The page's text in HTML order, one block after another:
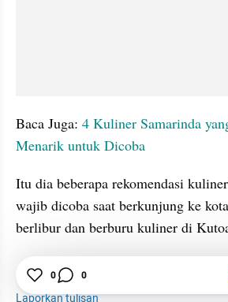
Baca Juga: 4 Kuliner Samarinda
Menarik untuk Dicoba
Itu dia beberapa rekomendasi
wajib dicoba saat berkunjung ke
berlibur dan berburu kuliner di
Kuliner
Laporkan tulisan
0 0